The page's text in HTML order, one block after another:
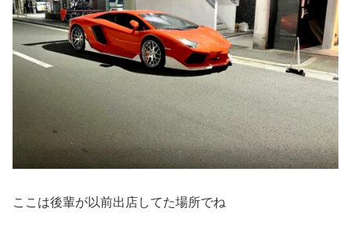
ここは後輩が以前出店してた場所でね